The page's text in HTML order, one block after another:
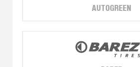
AUTOGREEN